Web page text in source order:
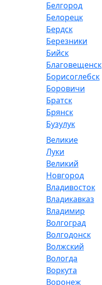
Белгород
Белорецк
Бердск
Березники
Бийск
Благовещенск
Борисоглебск
Боровичи
Братск
Брянск
Бузулук
Великие
Луки
Великий
Новгород
Владивосток
Владикавказ
Владимир
Волгоград
Волгодонск
Волжский
Вологда
Воркута
Воронеж